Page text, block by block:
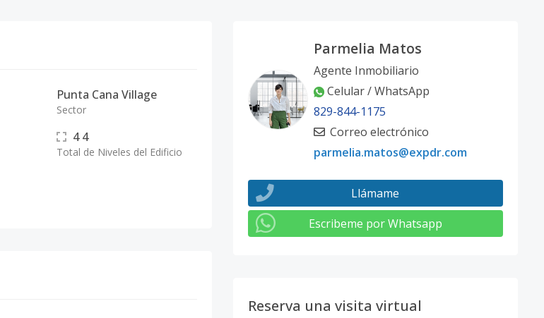
Punta Cana Village
Sector
4 4
Total de Niveles del Edificio
Parmelia Matos
Agente Inmobiliario
Celular / WhatsApp
829-844-1175
Correo electrónico
parmelia.matos@expdr.com
Llámame
Escribeme por Whatsapp
Reserva una visita virtual